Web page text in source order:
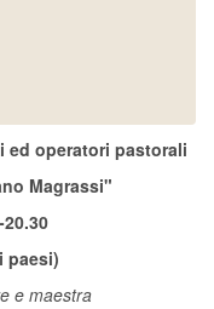
ed operatori pastorali
Magrassi"
paesi)
e maestra